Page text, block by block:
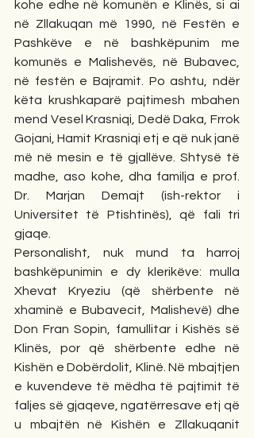
kohe edhe në komunën e Klinës, si ai
në Zllakuqan më 1990, në Festën e
Pashkëve e në bashkëpunim me
komunës e Malishevës, në Bubavec,
në festën e Bajramit. Po ashtu, ndër
këta krushkaparë pajtimesh mbahen
mend Vesel Krasniqi, Dedë Daka, Frrok
Gojani, Hamit Krasniqi etj e që nuk janë
më në mesin e të gjallëve. Shtysë të
madhe, aso kohe, dha familja e prof.
Dr. Marjan Demajt (ish-rektor i
Universitet të Ptishtinës), që fali tri
gjaqe.
Personalisht, nuk mund ta harroj
bashkëpunimin e dy klerikëve: mulla
Xhevat Kryeziu (që shërbente në
xhaminë e Bubavecit, Malishevë) dhe
Don Fran Sopin, famullitar i Kishës së
Klinës, por që shërbente edhe në
Kishën e Dobërdolit, Klinë. Në mbajtjen
e kuvendeve të mëdha të pajtimit të
faljes së gjaqeve, ngatërresave etj që
u mbajtën në Kishën e Zllakuqanit